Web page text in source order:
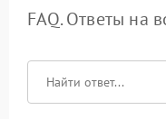
FAQ. Ответы на